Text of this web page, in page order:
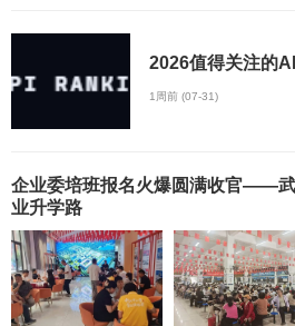
2026值得关注的
1周前 (07-31)
企业委培班报名火爆圆满收官——
业升学路